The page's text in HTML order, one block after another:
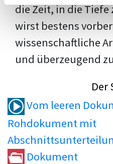
die Zeit, in die
wirst bestens
wissenschaftliche
und überzeugend
Der
Vom leeren
Rohdokument mit
Dokument